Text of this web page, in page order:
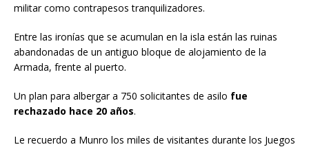
militar como contrapesos tranquilizadores.
Entre las ironías que se acumulan en la isla están las ruinas
abandonadas de un antiguo bloque de alojamiento de la
Armada, frente al puerto.
Un plan para albergar a 750 solicitantes de asilo fue
rechazado hace 20 años.
Le recuerdo a Munro los miles de visitantes durante los Juegos